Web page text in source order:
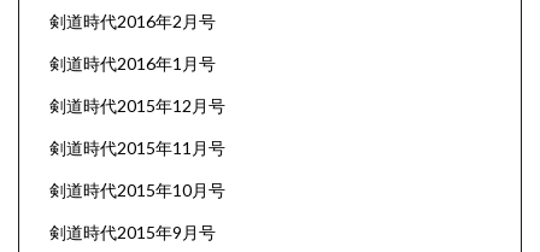
剣道時代2016年2月号
剣道時代2016年1月号
剣道時代2015年12月号
剣道時代2015年11月号
剣道時代2015年10月号
剣道時代2015年9月号